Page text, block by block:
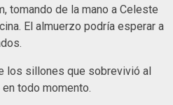
tomando de la mano a Celeste
El almuerzo podría esperar a
los sillones que sobrevivió al
todo momento.